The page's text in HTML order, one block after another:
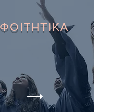
ΦΟΙΤΗΤΙΚΑ